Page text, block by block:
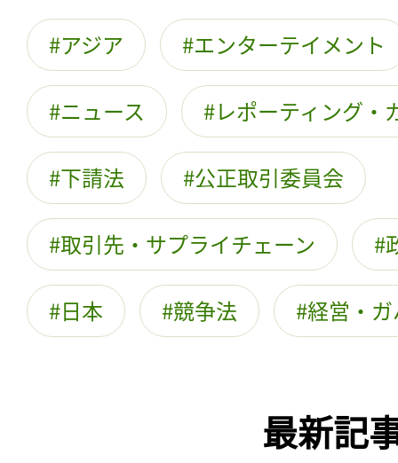
アジア エンターテイメント
ニュース レポーティング・
下請法 公正取引委員会
取引先・サプライチェーン
日本 競争法 経営・
最新記